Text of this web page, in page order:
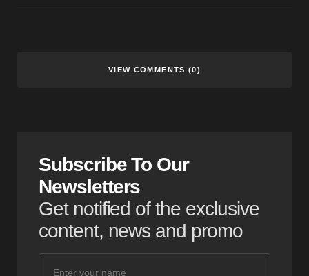
VIEW COMMENTS (0)
Subscribe To Our
Newsletters
Get notified of the exclusive
content, news and promo